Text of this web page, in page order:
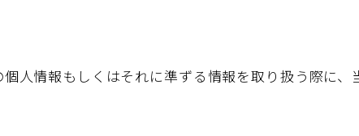
人情報もしくはそれに準ずる情報を取り扱う際に、